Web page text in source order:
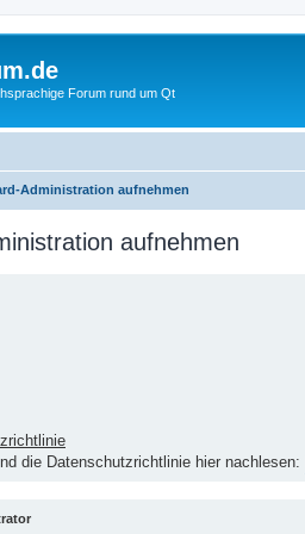
Forum rund um Qt
Administration aufnehmen
aufnehmen
die Datenschutzrichtlinie hier nachlesen: